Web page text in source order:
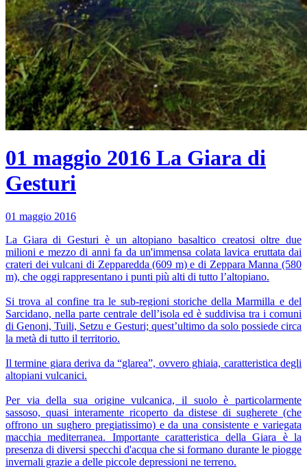
01 maggio 2016 La Giara di
Gesturi
01 maggio 2016
La Giara di Gesturi è un altopiano basaltico creatosi oltre due
milioni e mezzo di anni fa da un'immensa colata lavica eruttata dai
crateri dei vulcani di Zepparedda (609 m) e di Zeppara Manna (580
m), che oggi rappresentano i punti più alti di tutto l’altopiano.
Si trova al confine tra le sub-regioni storiche della Marmilla e del
Sarcidano, nella parte centrale dell’isola ed è suddivisa tra i comuni
di Genoni, Tuili, Setzu e Gesturi; quest’ultimo da solo possiede circa
la metà di tutto il territorio.
Il termine giara deriva da “glarea”, ovvero ghiaia, caratteristica degli
altopiani vulcanici.
Per via della sua origine vulcanica, il suolo è particolarmente
sassoso, quasi interamente ricoperto da distese di sugherete (che
offrono un sughero pregiatissimo) e da una consistente e variegata
macchia mediterranea. Importante caratteristica della Giara è la
presenza di diversi specchi d'acqua che si formano durante le piogge
invernali grazie a delle piccole depressioni ne terreno.